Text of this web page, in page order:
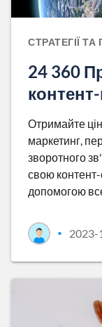
СТРАТЕГІЇ
24 360
Отримайте
маркетинг,
зворотного
свою контент-
допомогою
• 2023-